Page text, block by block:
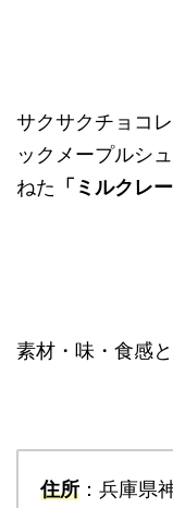
サクサクチョコ
ックメープルシ
ねた 「ミルクレー
素材・味・食感
住所 ：兵庫県